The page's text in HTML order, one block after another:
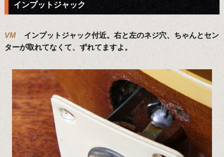
インプットジャック
VM
インプットジャック付近。右と左のネジ穴、ちゃんとセン
ターが取れてなくて、ずれてますよ。